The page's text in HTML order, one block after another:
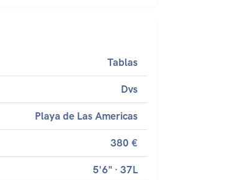
Tablas
Dvs
Playa de Las Americas
380 €
5'6" · 37L